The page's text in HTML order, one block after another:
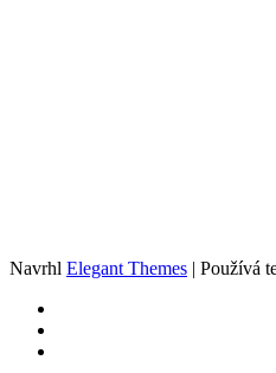
Navrhl Elegant Themes | Používá